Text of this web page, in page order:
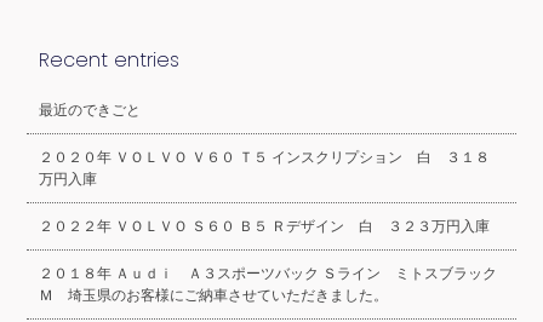
Recent entries
最近のできごと
２０２０年 ＶＯＬＶＯ Ｖ６０ Ｔ５ インスクリプション 白 ３１８
万円入庫
２０２２年 ＶＯＬＶＯ Ｓ６０ Ｂ５ Ｒデザイン 白 ３２３万円入庫
２０１８年 Ａｕｄｉ Ａ３スポーツバック Ｓライン ミトスブラック
Ｍ 埼玉県のお客様にご納車させていただきました。